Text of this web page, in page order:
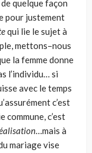
quelque façon
pour justement
qui lie le sujet à
mettons–nous
la femme donne
l’individu… si
avec le temps
c’est
commune, c’est
…mais à
mariage vise